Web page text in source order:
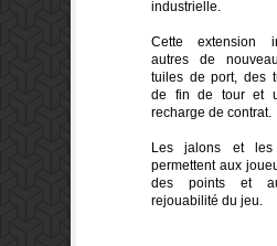
industrielle.
Cette extension
autres de
tuiles de port, des
de fin de tour et
recharge de contrat.
Les jalons et les
permettent aux
des points et
rejouabilité du jeu.